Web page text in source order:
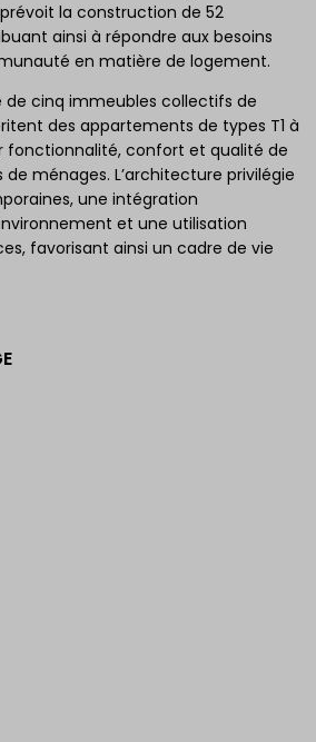
la construction de 52
ainsi à répondre aux besoins
en matière de logement.
de cinq immeubles collectifs de
des appartements de types T1 à
fonctionnalité, confort et qualité de
ménages. L’architecture privilégie
une intégration
et une utilisation
favorisant ainsi un cadre de vie